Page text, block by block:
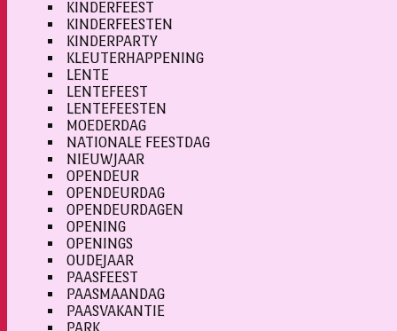
KINDERFEEST
KINDERFEESTEN
KINDERPARTY
KLEUTERHAPPENING
LENTE
LENTEFEEST
LENTEFEESTEN
MOEDERDAG
NATIONALE FEESTDAG
NIEUWJAAR
OPENDEUR
OPENDEURDAG
OPENDEURDAGEN
OPENING
OPENINGS
OUDEJAAR
PAASFEEST
PAASMAANDAG
PAASVAKANTIE